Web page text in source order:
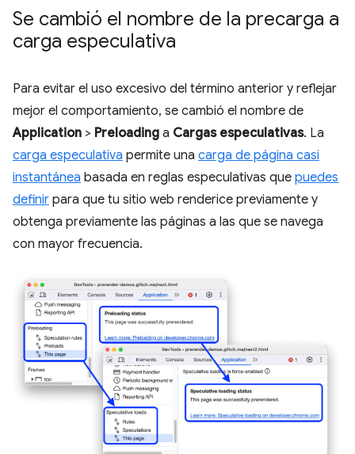
Se cambió el nombre de la precarga a
carga especulativa
Para evitar el uso excesivo del término anterior y reflejar
mejor el comportamiento, se cambió el nombre de
Application > Preloading a Cargas especulativas. La
carga especulativa permite una carga de página casi
instantánea basada en reglas especulativas que puedes
definir para que tu sitio web renderice previamente y
obtenga previamente las páginas a las que se navega
con mayor frecuencia.